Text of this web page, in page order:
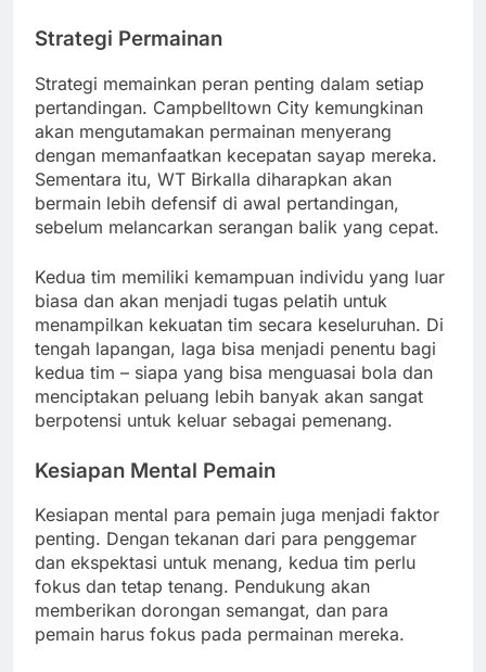
Strategi Permainan
Strategi memainkan peran penting dalam setiap
pertandingan. Campbelltown City kemungkinan
akan mengutamakan permainan menyerang
dengan memanfaatkan kecepatan sayap mereka.
Sementara itu, WT Birkalla diharapkan akan
bermain lebih defensif di awal pertandingan,
sebelum melancarkan serangan balik yang cepat.
Kedua tim memiliki kemampuan individu yang luar
biasa dan akan menjadi tugas pelatih untuk
menampilkan kekuatan tim secara keseluruhan. Di
tengah lapangan, laga bisa menjadi penentu bagi
kedua tim – siapa yang bisa menguasai bola dan
menciptakan peluang lebih banyak akan sangat
berpotensi untuk keluar sebagai pemenang.
Kesiapan Mental Pemain
Kesiapan mental para pemain juga menjadi faktor
penting. Dengan tekanan dari para penggemar
dan ekspektasi untuk menang, kedua tim perlu
fokus dan tetap tenang. Pendukung akan
memberikan dorongan semangat, dan para
pemain harus fokus pada permainan mereka.